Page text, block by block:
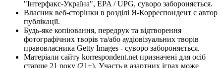
"Інтерфакс-Україна", EPA / UPG, суворо забороняється.
Власник веб-сторінки в розділі Я-Корреспондент є автор
публікації.
Будь-яке копіювання, передрук та відтворення
фотографічних творів та/або аудіовізуальних творів
правовласника Getty Images - суворо забороняється.
Матеріали сайту korrespondent.net призначені для осіб
старше 21 року (21+). Участь в азартних іграх може